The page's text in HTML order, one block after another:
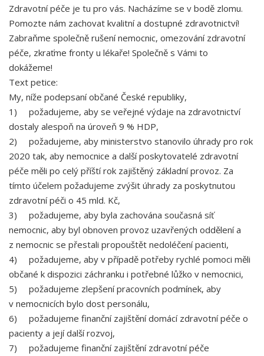
Zdravotní péče je tu pro vás. Nacházíme se v bodě zlomu.
Pomozte nám zachovat kvalitní a dostupné zdravotnictví!
Zabraňme společně rušení nemocnic, omezování zdravotní
péče, zkraťme fronty u lékaře! Společně s Vámi to
dokážeme!
Text petice:
My, níže podepsaní občané České republiky,
1) požadujeme, aby se veřejné výdaje na zdravotnictví
dostaly alespoň na úroveň 9 % HDP,
2) požadujeme, aby ministerstvo stanovilo úhrady pro rok
2020 tak, aby nemocnice a další poskytovatelé zdravotní
péče měli po celý příští rok zajištěný základní provoz. Za
tímto účelem požadujeme zvýšit úhrady za poskytnutou
zdravotní péči o 45 mld. Kč,
3) požadujeme, aby byla zachována současná síť
nemocnic, aby byl obnoven provoz uzavřených oddělení a
z nemocnic se přestali propouštět nedoléčení pacienti,
4) požadujeme, aby v případě potřeby rychlé pomoci měli
občané k dispozici záchranku i potřebné lůžko v nemocnici,
5) požadujeme zlepšení pracovních podmínek, aby
v nemocnicích bylo dost personálu,
6) požadujeme finanční zajištění domácí zdravotní péče o
pacienty a její další rozvoj,
7) požadujeme finanční zajištění zdravotní péče